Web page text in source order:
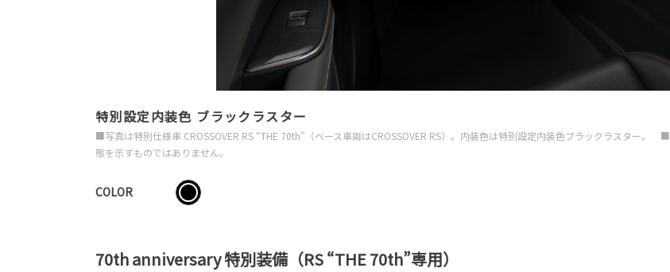
特別設定内装色 ブラックラスター
■写真は特別仕様車 CROSSOVER RS “THE 70th”（ベース車両はCROSSOVER RS）。内装色は特別設定内装色ブラックラスター
態を示すものではありません。
COLOR
70th anniversary 特別装備（RS “THE 70th”専用）